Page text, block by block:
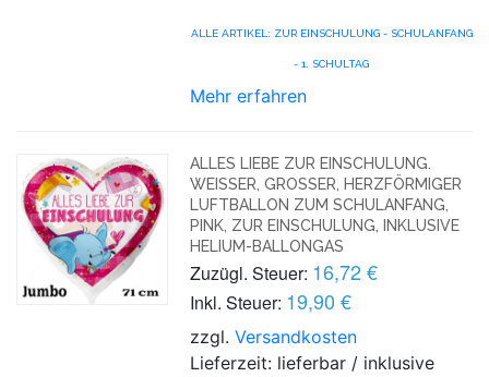
ALLE ARTIKEL: ZUR EINSCHULUNG - SCHULANFANG
- 1. SCHULTAG
Mehr erfahren
ALLES LIEBE ZUR EINSCHULUNG.
WEISSER, GROSSER, HERZFÖRMIGER LU
FTBALLON ZUM SCHULANFANG, PI
NK, ZUR EINSCHULUNG, INKLUSIVE HE
LIUM-BALLONGAS
Zuzügl. Steuer: 16,72 €
Inkl. Steuer: 19,90 €
zzgl.Versandkosten
Lieferzeit: lieferbar / inklusive